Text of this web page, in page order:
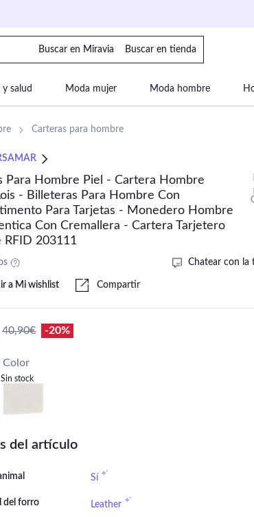
Buscar en Miravia Buscar en tienda
y salud Moda mujer Moda hombre
Bebé
Carteras para hombre
Para Hombre Piel - Cartera Hombre
- Billeteras Para Hombre Con
Para Tarjetas - Monedero Hombre
Con Cremallera - Cartera Tarjetero
RFID 203111
Chatear con la
a Mi wishlist Compartir
40,90€ -20%
Color
Sin stock
del artículo
Sí
del forro Leather